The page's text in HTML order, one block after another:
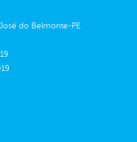
do Belmonte-PE